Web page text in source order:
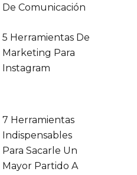
De Comunicación
5 Herramientas De
Marketing Para
Instagram
7 Herramientas
Indispensables
Para Sacarle Un
Mayor Partido A